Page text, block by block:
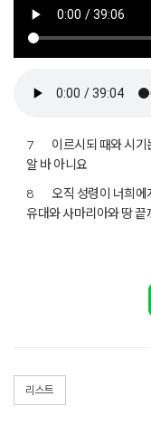
7 이르시되 때와 시
알 바 아니요
8 오직 성령이 너희
유대와 사마리아와 땅
리스트